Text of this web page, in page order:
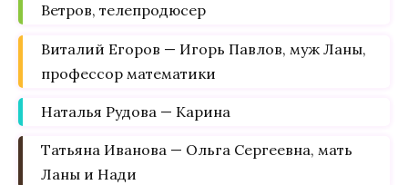
Ветров, телепродюсер
Виталий Егоров — Игорь Павлов, муж Ланы,
профессор математики
Наталья Рудова — Карина
Татьяна Иванова — Ольга Сергеевна, мать
Ланы и Нади